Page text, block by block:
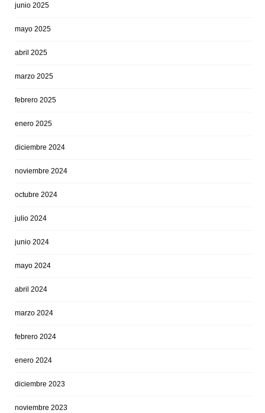
junio 2025
mayo 2025
abril 2025
marzo 2025
febrero 2025
enero 2025
diciembre 2024
noviembre 2024
octubre 2024
julio 2024
junio 2024
mayo 2024
abril 2024
marzo 2024
febrero 2024
enero 2024
diciembre 2023
noviembre 2023